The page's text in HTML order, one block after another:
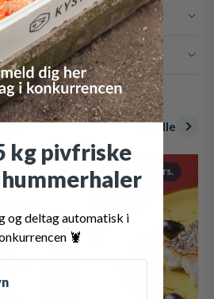
Se alle
65 min 4 pers.
kg pivfriske
og deltag automatisk i
🦞